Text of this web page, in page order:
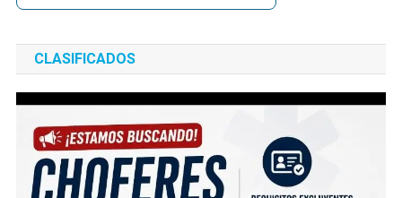
CLASIFICADOS